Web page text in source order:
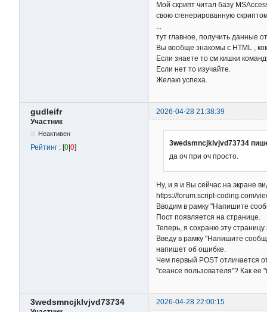
Мой скрипт читал базу
свою сгенерированную
...
тут главное, получить данные
Вы вообще знакомы с HTML ,
Если знаете то см кишки
Если нет то изучайте.
Желаю успеха.
gudleifr
2026-04-28 21:38:39
Участник
Неактивен
Рейтинг : [0|0]
3wedsmncjklvjvd73734
да оч при оч просто.
Ну, и я и Вы сейчас на экране
https://forum.script-coding.com/
Вводим в рамку "Напишите
Пост появляется на странице.
Теперь, я сохраню эту
Введу в рамку "Напишите
напишет об ошибке.
Чем первый POST отличается
"сеансе пользователя"? Как ее
3wedsmncjklvjvd73734
2026-04-28 22:00:15